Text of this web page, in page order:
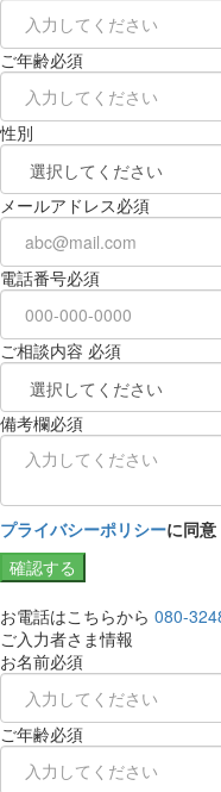
ご年齢必須
性別
メールアドレス必須
電話番号必須
ご相談内容 必須
備考欄必須
プライバシーポリシーに同意
確認する
お電話はこちらから 080-
ご入力者さま情報
お名前必須
ご年齢必須